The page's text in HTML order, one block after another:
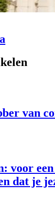
van
voor
dat je